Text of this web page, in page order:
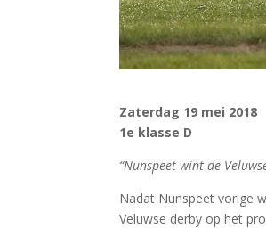
Zaterdag 19 mei 2018
1e klasse D
“Nunspeet wint de
Nadat Nunspeet vorige
Veluwse derby op het